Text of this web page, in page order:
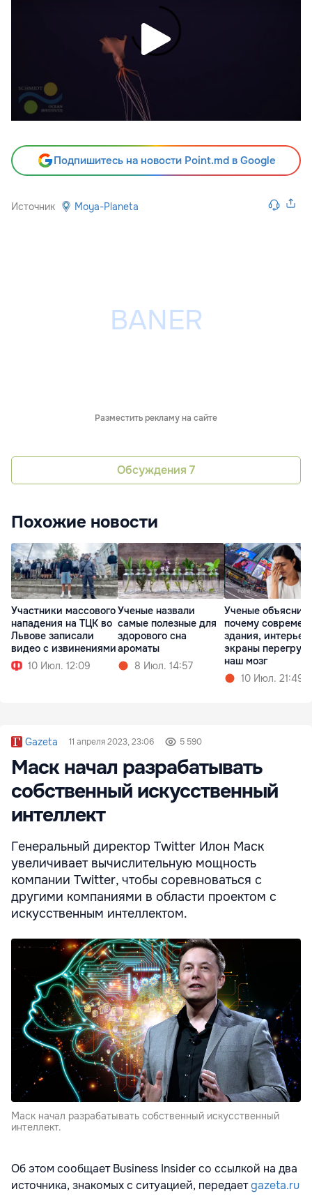
Подпишитесь на новости Point.md в Google
Источник Moya-Planeta
Разместить рекламу на сайте
Обсуждения 7
Похожие новости
Участники массового
нападения на ТЦК во
Львове записали
видео с извинениями
10 Июл. 12:09
Ученые назвали
самые полезные для
здорового сна
ароматы
8 Июл. 14:57
Ученые
почему
здания,
экраны
наш мозг
10 Июл. 21:49
Gazeta 11 апреля 2023, 23:06 5 590
Маск начал разрабатывать
собственный искусственный
интеллект
Генеральный директор Twitter Илон Маск
увеличивает вычислительную мощность
компании Twitter, чтобы соревноваться с
другими компаниями в области проектом с
искусственным интеллектом.
Маск начал разрабатывать собственный искусственный
интеллект.
Об этом сообщает Business Insider со ссылкой на два
источника, знакомых с ситуацией, передаетgazeta.ru